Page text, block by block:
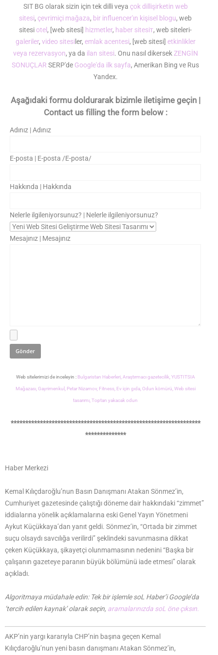
SIT BG olarak sizin için tek dilli veya çok dillişirketin web
sitesi, çevrimiçi mağaza, bir influencer'ın kişisel blogu, web
sitesiotel , [web sitesi] hizmetler, haber sitesiт, web siteleri-
galeriler, video sitesiler, emlak acentesi, [web sitesi] etkinlikler
veya rezervasyon, ya da ilan sitesi. Onu nasıl dikersekZENGİN
SONUÇLAR SERP'de Google'da ilk sayfa, Amerikan Bing ve Rus
Yandex.
Aşağıdaki formu doldurarak bizimle iletişime geçin |
Contact us filling the form below :
Adınız | Adınız
E-posta | E-posta /E-posta/
Hakkında | Hakkında
Nelerle ilgileniyorsunuz? | Nelerle ilgileniyorsunuz?
Mesajınız | Mesajınız
Web sitelerimizi de inceleyin : Bulgaristan Haberleri, Araştırmacı gazetecilik, YUSTITSIA
Mağazası, Gayrimenkul, Petar Nizamov, Fitness, Ev için gıda, Odun kömürü, Web sitesi
tasarımı, Toptan yakacak odun
*****************************************************************
**************
Haber Merkezi
Kemal Kılıçdaroğlu’nun Basın Danışmanı Atakan Sönmez’in,
Cumhuriyet gazetesinde çalıştığı döneme dair hakkındaki “zimmet”
iddialarına yönelik açıklamalarına eski Genel Yayın Yönetmeni
Aykut Küçükkaya’dan yanıt geldi. Sönmez’in, “Ortada bir zimmet
suçu olsaydı savcılığa verilirdi” şeklindeki savunmasına dikkat
çeken Küçükkaya, şikayetçi olunmamasının nedenini “Başka bir
çalışanın gazeteye paranın büyük bölümünü iade etmesi” olarak
açıkladı.
Algoritmaya müdahale edin: Tek bir işlemle soL Haber’i Google’da
‘tercih edilen kaynak’ olarak seçin, aramalarınızda soL öne çıksın.
AKP’nin yargı kararıyla CHP’nin başına geçen Kemal
Kılıçdaroğlu’nun yeni basın danışmanı Atakan Sönmez’in,